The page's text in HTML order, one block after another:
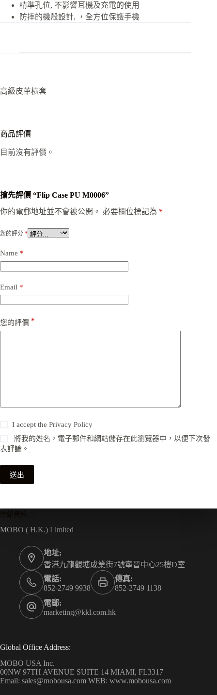
精準孔位, 不影響耳機及充電的使用
防摔的機殼設計, ，全方位保謢手機
高級皮革橫套
商品評價
目前沒有評價。
搶先評價 “Flip Case PU M0006”
你的電郵地址並不會被公開。 必要欄位標記為 *
您的評分 *
Name *
Email *
您的評價 *
I accept thePrivacy Policy
將我的姓名，電子郵件和網站儲存在此瀏覽器中，以便下次發
表評論。
送出
MOBO ( H.K.) Limited
地址:
香港九龍觀塘成業街7號寧晉中心25樓D室
電話:
852-2749 9938
傳真:
852-2749 1138
電郵:
marketing@kkl.com.hk
Global Office Address:
MOBO USA Inc.
00NW 97TH AVENUE SUITE 14 MIAMI, FL3317
Email: sales@mobousa.com WEB: www.mobousa.com